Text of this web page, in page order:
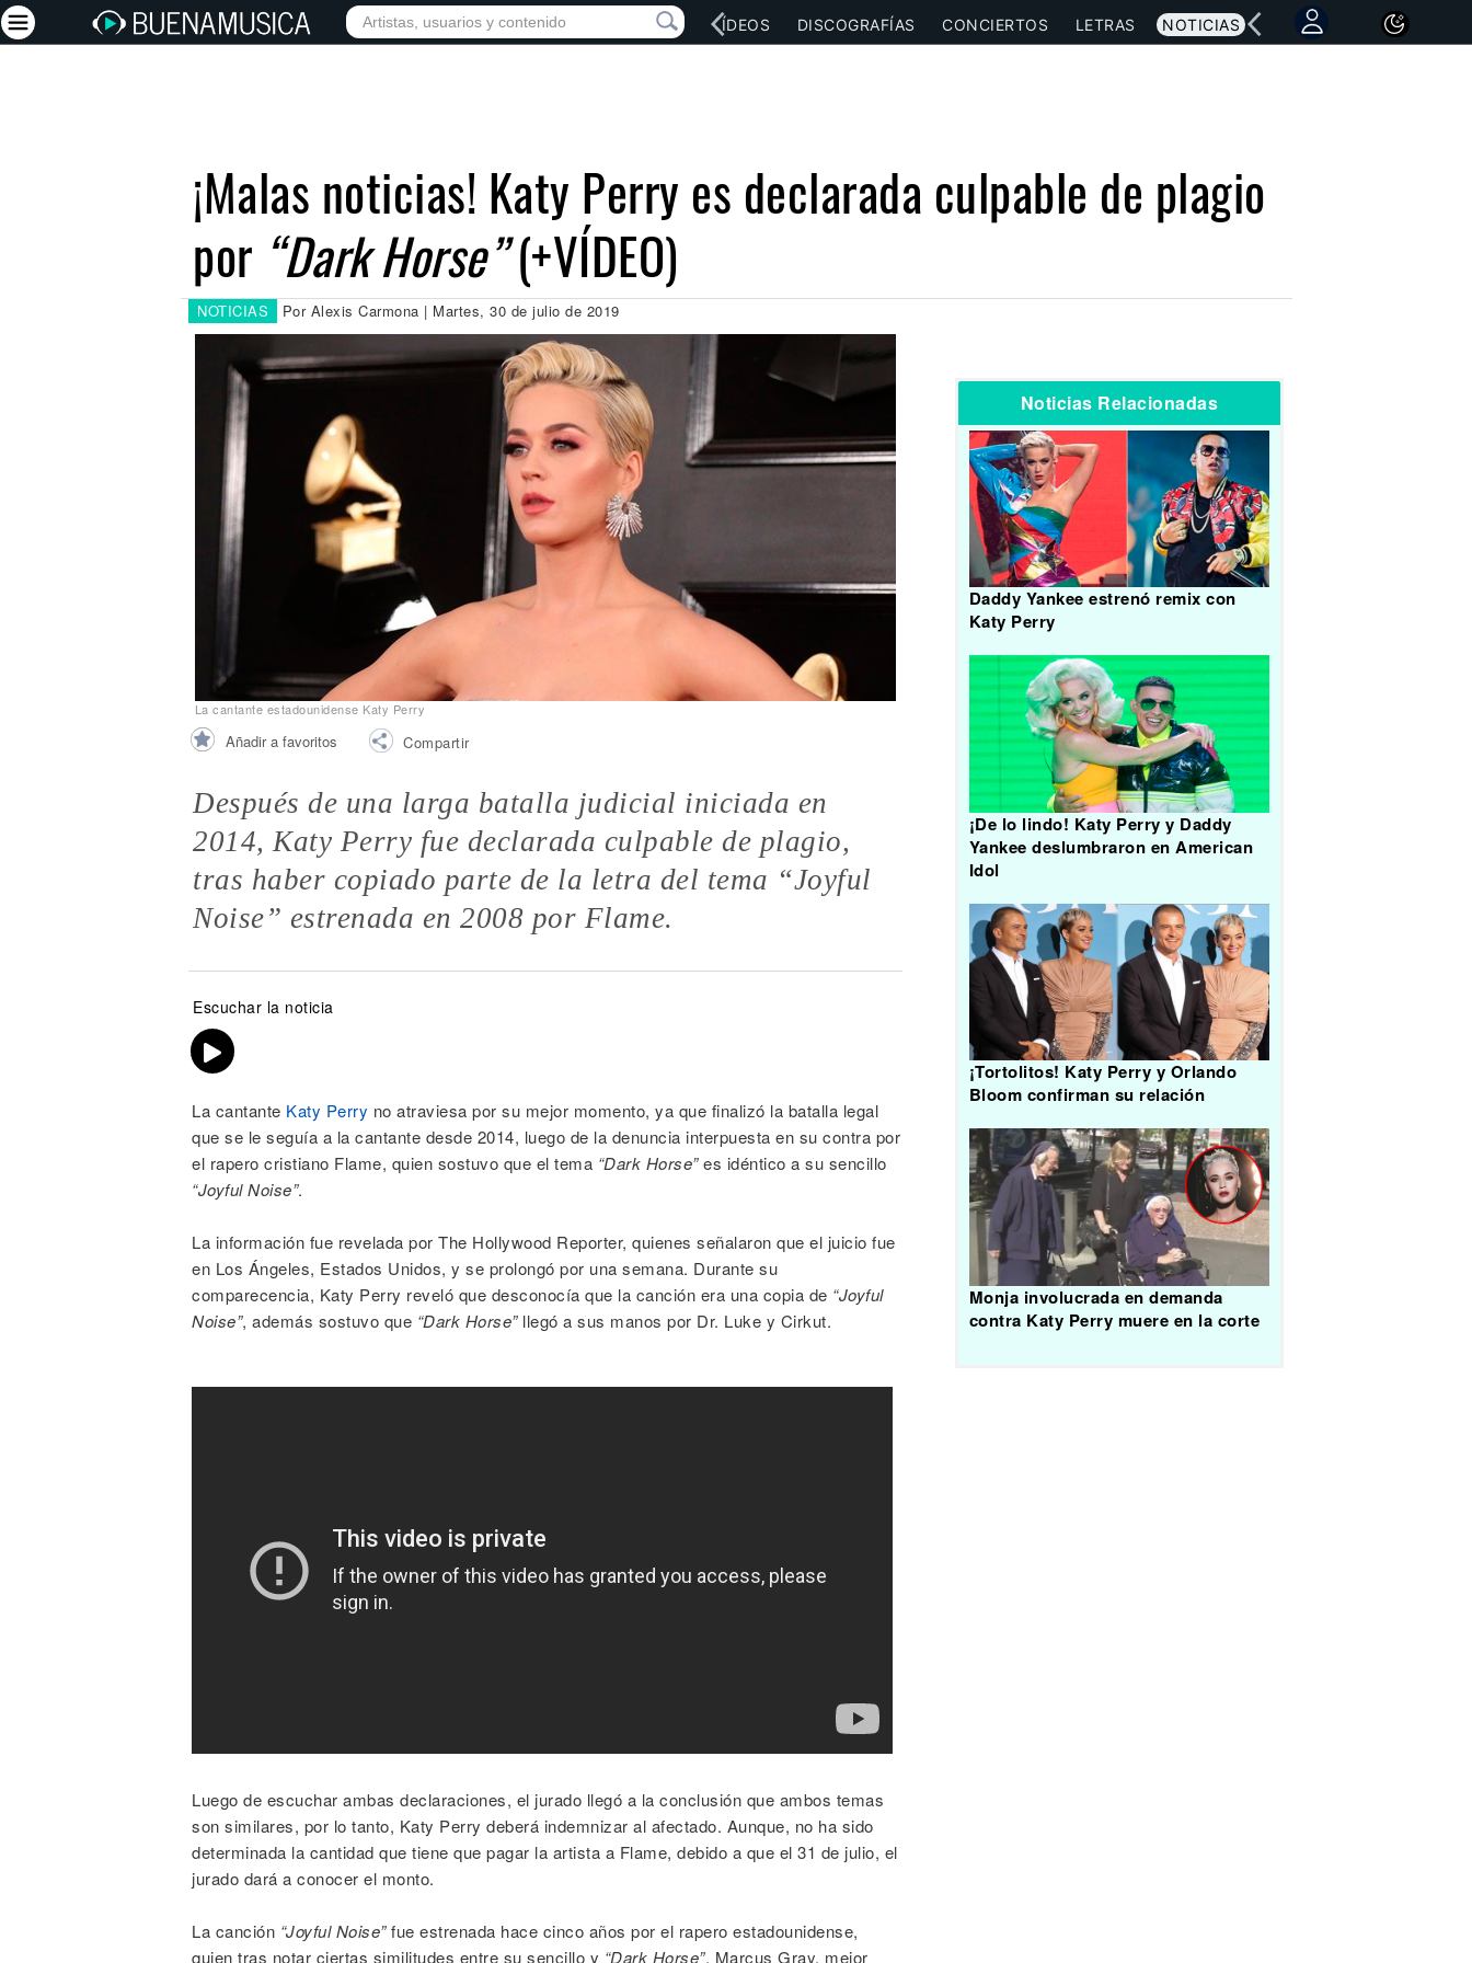
INICIO ARTISTAS RED SOCIAL MÚSICA VÍDEOS DISCOGRAFÍAS CONCIERTOS LETRAS NOTICIAS
¡Malas noticias! Katy Perry es declarada culpable de plagio
por “Dark Horse”(+VÍDEO)
NOTICIAS Por Alexis Carmona | Martes, 30 de julio de 2019
La cantante estadounidense Katy Perry
Añadir a favoritos Compartir
Después de una larga batalla judicial iniciada en
2014, Katy Perry fue declarada culpable de plagio,
tras haber copiado parte de la letra del tema “Joyful
Noise” estrenada en 2008 por Flame.
Escuchar la noticia
La cantante Katy Perry no atraviesa por su mejor momento, ya que finalizó la batalla legal
que se le seguía a la cantante desde 2014, luego de la denuncia interpuesta en su contra por
el rapero cristiano Flame, quien sostuvo que el tema “Dark Horse”es idéntico a su sencillo
“Joyful Noise”.
La información fue revelada por The Hollywood Reporter, quienes señalaron que el juicio fue
en Los Ángeles, Estados Unidos, y se prolongó por una semana. Durante su
comparecencia, Katy Perry reveló que desconocía que la canción era una copia de “Joyful
Noise”, además sostuvo que “Dark Horse”llegó a sus manos por Dr. Luke y Cirkut.
Luego de escuchar ambas declaraciones, el jurado llegó a la conclusión que ambos temas
son similares, por lo tanto, Katy Perry deberá indemnizar al afectado. Aunque, no ha sido
determinada la cantidad que tiene que pagar la artista a Flame, debido a que el 31 de julio, el
jurado dará a conocer el monto.
La canción “Joyful Noise”fue estrenada hace cinco años por el rapero estadounidense,
quien tras notar ciertas similitudes entre su sencillo y “Dark Horse”, Marcus Gray, mejor
Noticias Relacionadas
Daddy Yankee estrenó remix con
Katy Perry
¡De lo lindo! Katy Perry y Daddy
Yankee deslumbraron en American
Idol
¡Tortolitos! Katy Perry y Orlando
Bloom confirman su relación
Monja involucrada en demanda
contra Katy Perry muere en la corte